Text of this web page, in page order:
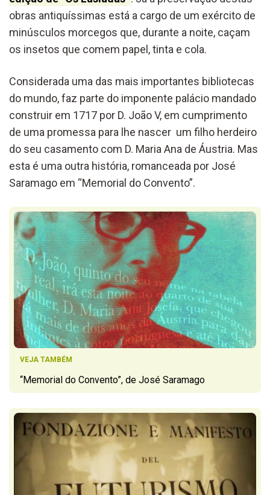
obras antiquíssimas está a cargo de um exército de
minúsculos morcegos que, durante a noite, caçam
os insetos que comem papel, tinta e cola.
Considerada uma das mais importantes bibliotecas
do mundo, faz parte do imponente palácio mandado
construir em 1717 por D. João V, em cumprimento
de uma promessa para lhe nascer um filho herdeiro
do seu casamento com D. Maria Ana de Áustria. Mas
esta é uma outra história, romanceada por José
Saramago em “Memorial do Convento”.
VEJA TAMBÉM
“Memorial do Convento”, de José Saramago